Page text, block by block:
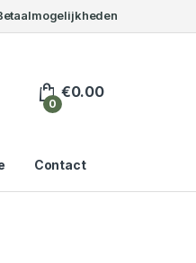
0
€0.00
Contact